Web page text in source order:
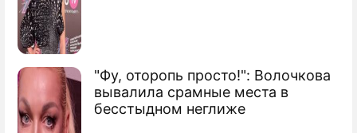
"Фу, оторопь просто!": Волочкова
вывалила срамные места в
бесстыдном неглиже